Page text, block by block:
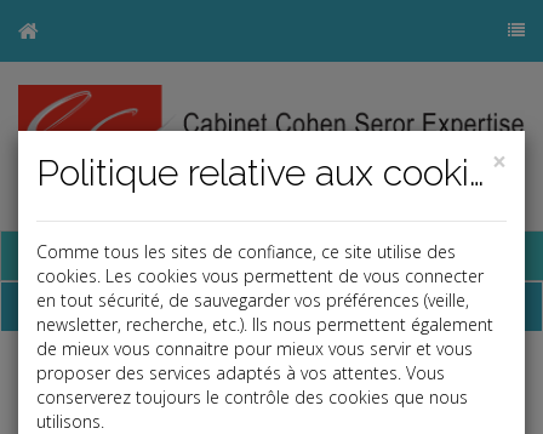
Base documentaire
Dépêches
Liste des dernières dépêches
×
Politique relative aux cookies
Comme tous les sites de confiance, ce site utilise des
cookies. Les cookies vous permettent de vous connecter
en tout sécurité, de sauvegarder vos préférences (veille,
newsletter, recherche, etc.). Ils nous permettent également
de mieux vous connaitre pour mieux vous servir et vous
proposer des services adaptés à vos attentes. Vous
conserverez toujours le contrôle des cookies que nous
utilisons.